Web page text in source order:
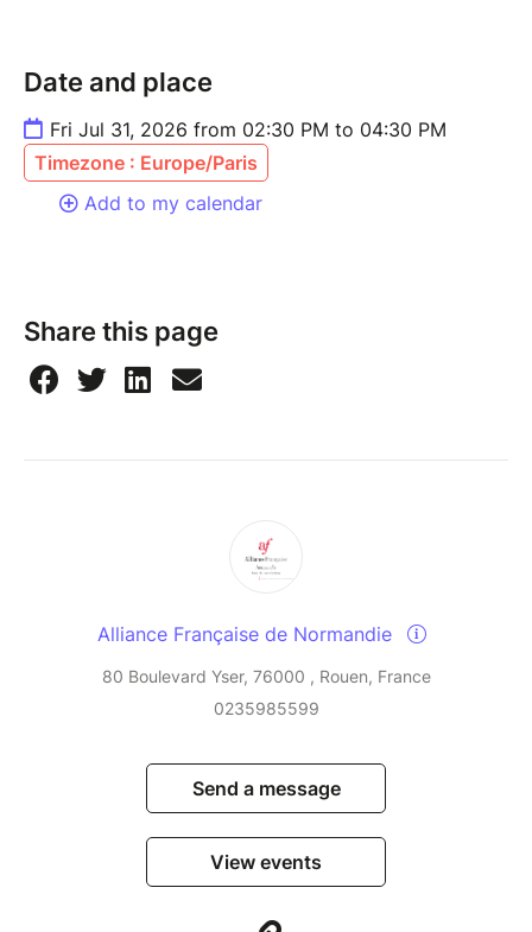
Atrium offers an original and captivating immersive
experience, blending innovation and imagination.
Meet at the AF at 2:30 PM.
4€ with student ID.
Date and place
Fri Jul 31, 2026 from 02:30 PM to 04:30 PM
Timezone : Europe/Paris
Add to my calendar
Share this page
Alliance Française de Normandie
80 Boulevard Yser, 76000 , Rouen, France
0235985599
Send a message
View events